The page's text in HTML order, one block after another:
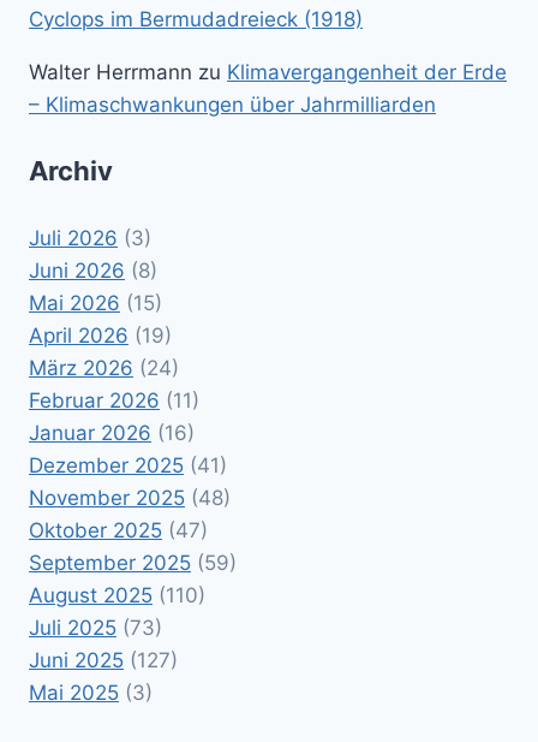
Cyclops im Bermudadreieck (1918)
Walter Herrmann zu Klimavergangenheit der Erde
– Klimaschwankungen über Jahrmilliarden
Archiv
Juli 2026 (3)
Juni 2026 (8)
Mai 2026 (15)
April 2026 (19)
März 2026 (24)
Februar 2026 (11)
Januar 2026 (16)
Dezember 2025 (41)
November 2025 (48)
Oktober 2025 (47)
September 2025 (59)
August 2025 (110)
Juli 2025 (73)
Juni 2025 (127)
Mai 2025 (3)